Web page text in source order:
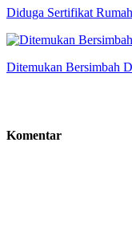
Diduga Sertifikat
Ditemukan Bersimbah
Komentar